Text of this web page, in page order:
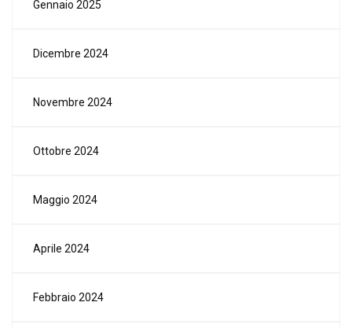
Gennaio 2025
Dicembre 2024
Novembre 2024
Ottobre 2024
Maggio 2024
Aprile 2024
Febbraio 2024